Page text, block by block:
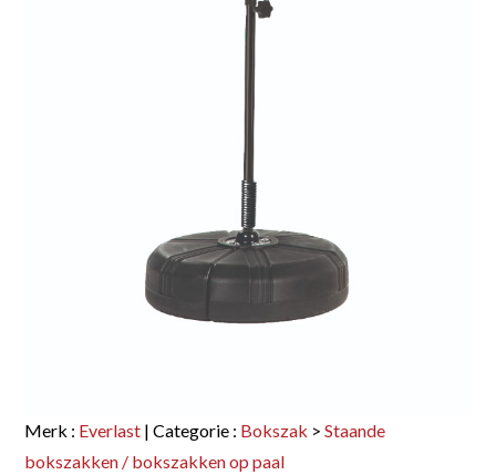
Merk : Everlast | Categorie : Bokszak >Staande
bokszakken / bokszakken op paal